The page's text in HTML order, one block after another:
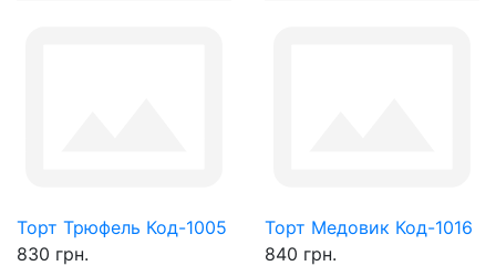
Торт Трюфель Код-1005
830 грн.
Торт Медовик Код-1016
840 грн.